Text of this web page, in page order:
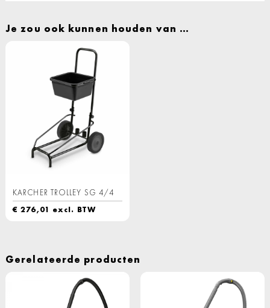
Je zou ook kunnen houden van …
KARCHER TROLLEY SG 4/4
€ 276,01 excl. BTW
Gerelateerde producten